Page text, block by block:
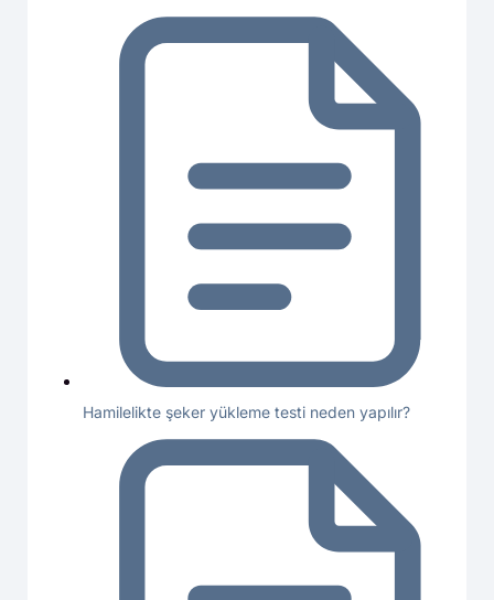
Hamilelikte şeker yükleme testi neden yapılır?